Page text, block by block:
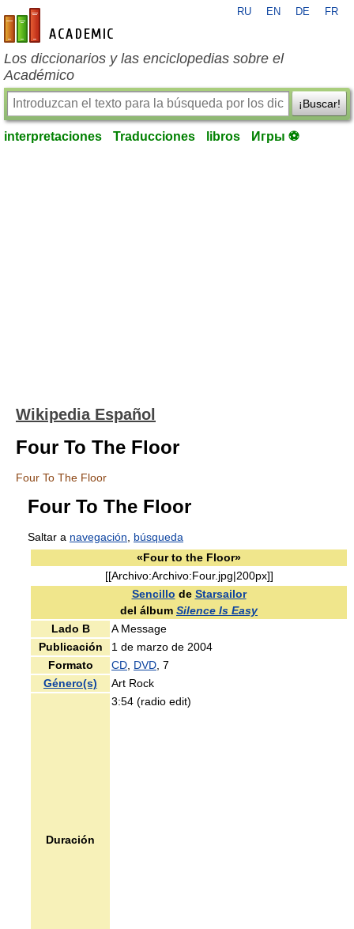
es-academic.com
RU EN DE FR
Los diccionarios y las enciclopedias sobre el
Académico
¡Buscar!
interpretaciones Traducciones libros Игры ⚽
Wikipedia Español
Four To The Floor
Four To The Floor
Four To The Floor
Saltar a navegación
búsqueda
«Four to the Floor»
[[Archivo:Archivo:Four.jpg|200px]]
Sencillo de Starsailor
del álbum Silence Is Easy
Lado B
A Message
Publicación
1 de marzo de 2004
Formato
CD DVD , 7
Género(s)
Art Rock
Duración
3:54 (radio edit)